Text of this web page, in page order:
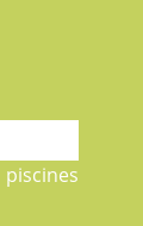
piscines